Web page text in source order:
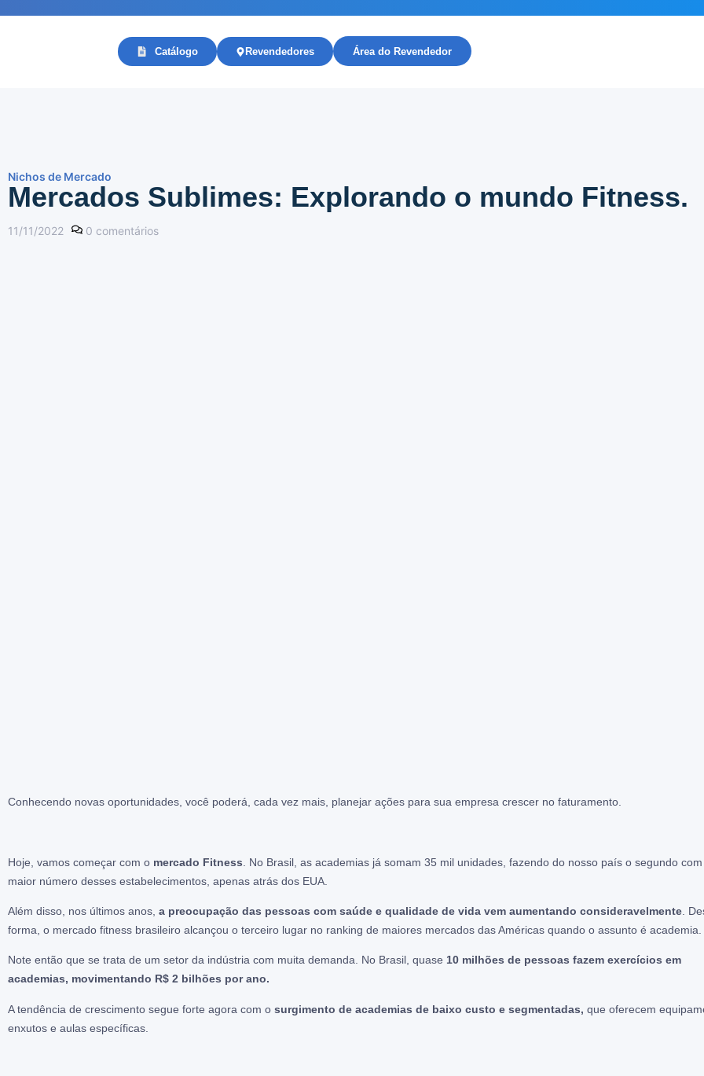
Catálogo Revendedores Área do Revendedor
Nichos de Mercado
Mercados Sublimes: Explorando o mundo Fitness.
11/11/2022 0 comentários
Conhecendo novas oportunidades, você poderá, cada vez mais, planejar ações para sua empresa crescer no faturamento.
Hoje, vamos começar com o mercado Fitness . No Brasil, as academias já somam 35 mil unidades, fazendo do nosso país o segundo com
maior número desses estabelecimentos, apenas atrás dos EUA.
Além disso, nos últimos anos, a preocupação das pessoas com saúde e qualidade de vida vem aumentando consideravelmente .
forma, o mercado fitness brasileiro alcançou o terceiro lugar no ranking de maiores mercados das Américas quando o assunto é academia.
Note então que se trata de um setor da indústria com muita demanda. No Brasil, quase 10 milhões de pessoas fazem exercícios em
academias, movimentando R$ 2 bilhões por ano.
A tendência de crescimento segue forte agora com o surgimento de academias de baixo custo e segmentadas, que oferecem
enxutos e aulas específicas.